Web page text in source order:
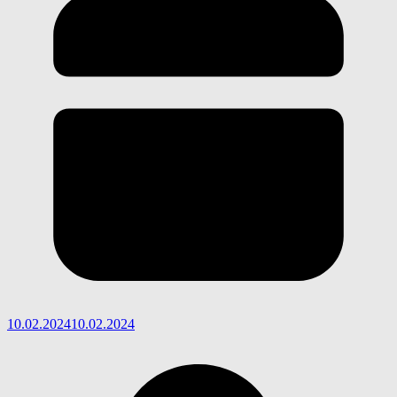
10.02.202410.02.2024